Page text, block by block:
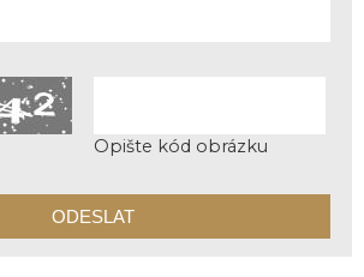
Opište kód obrázku